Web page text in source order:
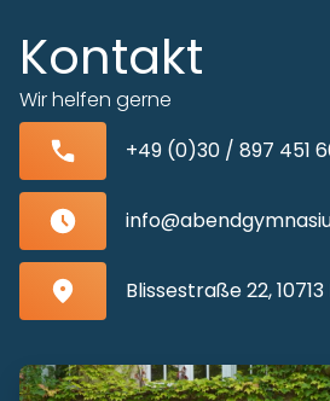
Kontakt
Wir helfen gerne
+49 (0)30 / 897 451
Blissestraße 22,